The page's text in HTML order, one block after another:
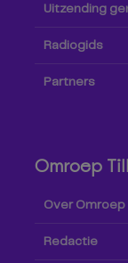
Uitzending
Radiogids
Partners
Omroep
Over Omroep
Redactie